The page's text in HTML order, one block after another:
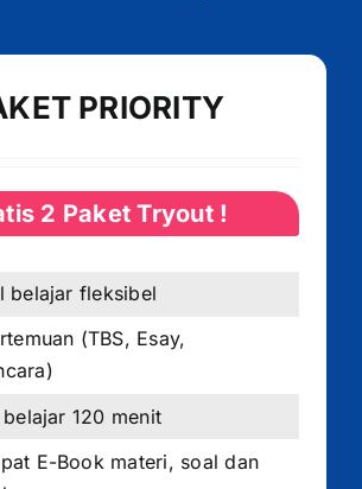
PRIORITY
2 Paket Tryout !
belajar fleksibel
(TBS, Esay,
120 menit
E-Book materi, soal dan